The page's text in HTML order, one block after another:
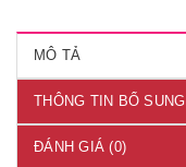
MÔ TẢ
THÔNG TIN BỔ SUNG
ĐÁNH GIÁ (0)